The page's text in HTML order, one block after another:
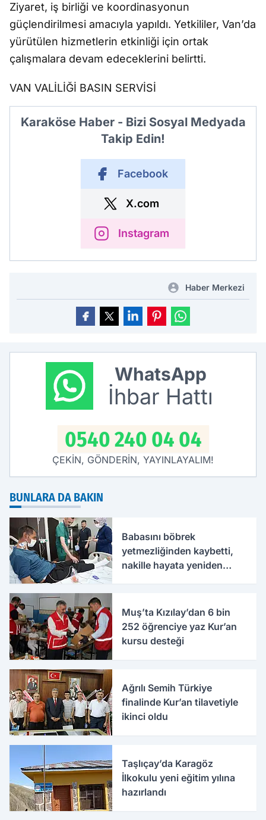
Ziyaret, iş birliği ve koordinasyonun
güçlendirilmesi amacıyla yapıldı. Yetkililer, Van’da
yürütülen hizmetlerin etkinliği için ortak
çalışmalara devam edeceklerini belirtti.
VAN VALİLİĞİ BASIN SERVİSİ
Karaköse Haber - Bizi Sosyal Medyada
Takip Edin!
Facebook
X.com
Instagram
Haber Merkezi
WhatsApp
İhbar Hattı
0540 240 04 04
ÇEKİN, GÖNDERİN, YAYINLAYALIM!
BUNLARA DA BAKIN
Babasını böbrek
yetmezliğinden kaybetti,
nakille hayata yeniden
Muş’ta Kızılay’dan 6 bin
252 öğrenciye yaz Kur’an
kursu desteği
Ağrılı Semih Türkiye
finalinde Kur’an tilavetiyle
ikinci oldu
Taşlıçay’da Karagöz
İlkokulu yeni eğitim yılına
hazırlandı